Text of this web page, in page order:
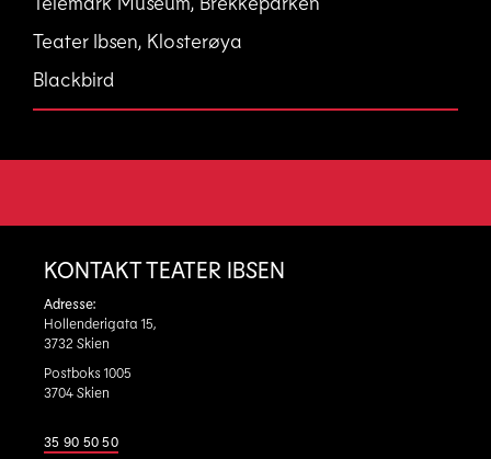
Teater Ibsen, Klosterøya
Blackbird
KONTAKT TEATER IBSEN
Adresse:
Hollenderigata 15,
3732 Skien
Postboks 1005
3704 Skien
35 90 50 50